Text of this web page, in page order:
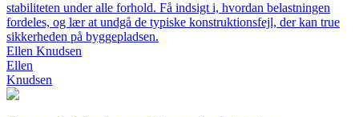
stabiliteten under alle forhold. Få indsigt i, hvordan belastningen
fordeles, og lær at undgå de typiske konstruktionsfejl, der kan true
sikkerheden på byggepladsen.
Ellen Knudsen
Ellen
Knudsen